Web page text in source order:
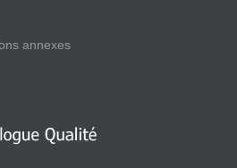
annexes